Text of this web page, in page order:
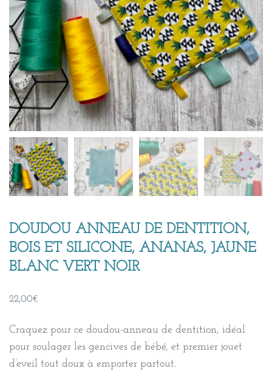
DOUDOU ANNEAU DE DENTITION,
BOIS ET SILICONE, ANANAS, JAUNE
BLANC VERT NOIR
22,00€
Craquez pour ce doudou-anneau de dentition, idéal
pour soulager les gencives de bébé, et premier jouet
d’eveil tout doux à emporter partout.